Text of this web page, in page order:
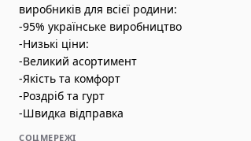
виробників для всієї родини:
-95% українське виробництво
-Низькі ціни:
-Великий асортимент
-Якість та комфорт
-Роздріб та гурт
-Швидка відправка
СОЦМЕРЕЖІ